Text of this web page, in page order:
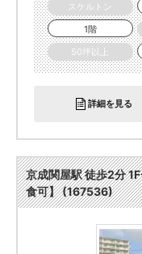
スケルトン
1階
50坪以上
詳細を見る
京成関屋駅 徒歩2分
食可】 (167536)